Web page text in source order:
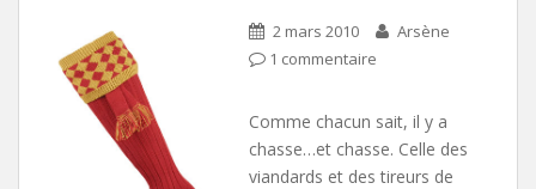
2 mars 2010
Arsène
1 commentaire
Comme chacun sait, il y a
chasse…et chasse. Celle des
viandards et des tireurs de